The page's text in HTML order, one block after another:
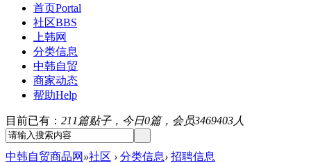
首页Portal
社区BBS
上韩网
分类信息
中韩自贸
商家动态
帮助Help
目前已有： 211篇贴子，今日0篇，会员3469403人
中韩自贸商品网 »社区 › 分类信息› 招聘信息